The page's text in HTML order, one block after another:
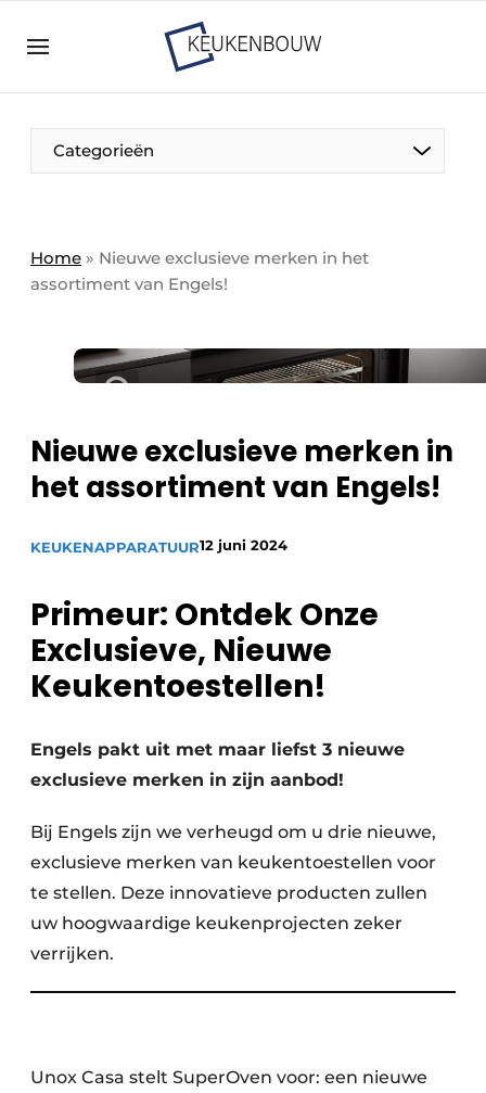
Bedrijven
Bedrijven
Direct contact
Evenement aanmelden
in de keuken-, woon-, en badkamerbranche
Meest gelezen
Podcasts
Privacy / Cookie statement
Vacature aanmelden
Categorieën
Home » Nieuwe exclusieve merken in het
assortiment van Engels!
Nieuwe exclusieve merken in
het assortiment van Engels!
KEUKENAPPARATUUR12 juni 2024
Primeur: Ontdek Onze
Exclusieve, Nieuwe
Keukentoestellen!
Engels pakt uit met maar liefst 3 nieuwe
exclusieve merken in zijn aanbod!
Bij Engels zijn we verheugd om u drie nieuwe,
exclusieve merken van keukentoestellen voor
te stellen. Deze innovatieve producten zullen
uw hoogwaardige keukenprojecten zeker
verrijken.
Unox Casa stelt SuperOven voor: een nieuwe